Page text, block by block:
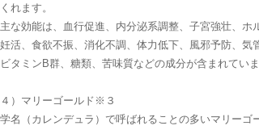
くれます。
主な効能は、血行促進、内分泌系調整、子宮強壮、
妊活、食欲不振、消化不調、体力低下、風邪予防、
ビタミンB群、糖類、苦味質などの成分が含まれていま
４）マリーゴールド※３
学名（カレンデュラ）で呼ばれることの多いマリー